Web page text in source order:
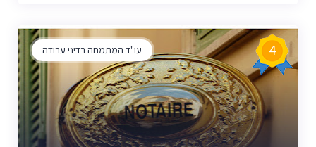
עו"ד המתמחה בדיני עבודה 4